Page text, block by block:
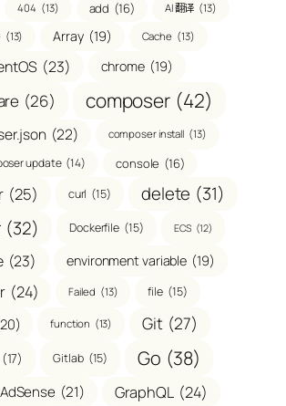
404 (13) add (16) AI 翻译 (13)
(13) Array (19) Cache (13)
(23) chrome (19)
(26) composer (42)
(22) composer install (13)
update (14) console (16)
(25) curl (15) delete (31)
(32) Dockerfile (15) ECS (12)
(23) environment variable (19)
(24) Failed (13) file (15)
function (13) Git (27)
(17) Gitlab (15) Go (38)
(21) GraphQL (24)